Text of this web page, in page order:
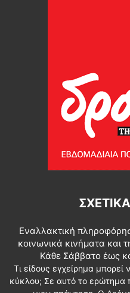
Εναλλακτική
κοινωνικά κινήματα και
Κάθε Σάββατο έως
Τι είδους εγχείρημα μπορεί
κύκλου; Σε αυτό το ερώτημα